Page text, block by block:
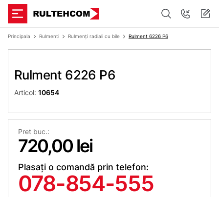
Principala Rulmenti Rulmenți radiali cu bile Rulment 6226 P6
Rulment 6226 P6
Articol: 10654
Pret buc.:
720,00 lei
Plasați o comandă prin telefon:
078-854-555